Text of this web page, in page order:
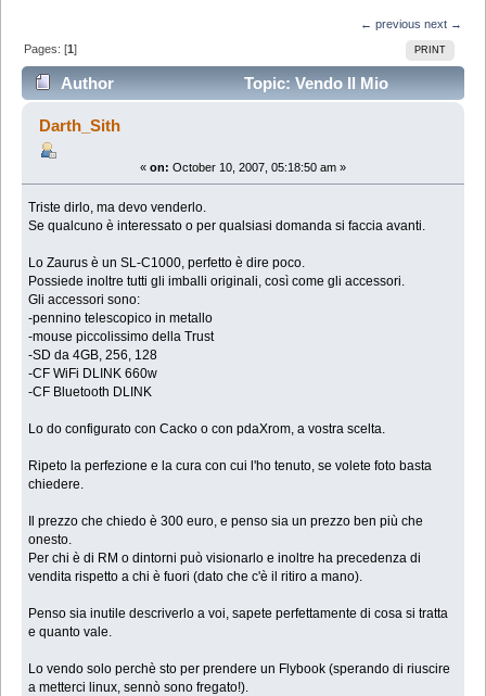
← previous next →
PRINT
Pages: [1]
Author
Topic: Vendo Il Mio
Splendido Akita (Read 6848 times)
Darth_Sith
« on: October 10, 2007, 05:18:50 am »
Triste dirlo, ma devo venderlo.
Se qualcuno è interessato o per qualsiasi domanda si faccia avanti.
Lo Zaurus è un SL-C1000, perfetto è dire poco.
Possiede inoltre tutti gli imballi originali, così come gli accessori.
Gli accessori sono:
-pennino telescopico in metallo
-mouse piccolissimo della Trust
-SD da 4GB, 256, 128
-CF WiFi DLINK 660w
-CF Bluetooth DLINK
Lo do configurato con Cacko o con pdaXrom, a vostra scelta.
Ripeto la perfezione e la cura con cui l'ho tenuto, se volete foto basta
chiedere.
Il prezzo che chiedo è 300 euro, e penso sia un prezzo ben più che
onesto.
Per chi è di RM o dintorni può visionarlo e inoltre ha precedenza di
vendita rispetto a chi è fuori (dato che c'è il ritiro a mano).
Penso sia inutile descriverlo a voi, sapete perfettamente di cosa si tratta
e quanto vale.
Lo vendo solo perchè sto per prendere un Flybook (sperando di riuscire
a metterci linux, sennò sono fregato!).